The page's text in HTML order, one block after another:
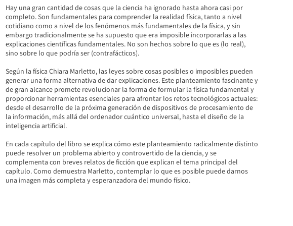
Hay una gran cantidad de cosas que la ciencia ha ignorado hasta ahora casi por
completo. Son fundamentales para comprender la realidad física, tanto a nivel
cotidiano como a nivel de los fenómenos más fundamentales de la física, y sin
embargo tradicionalmente se ha supuesto que era imposible incorporarlas a las
explicaciones científicas fundamentales. No son hechos sobre lo que es (lo real),
sino sobre lo que podría ser (contrafácticos).
Según la física Chiara Marletto, las leyes sobre cosas posibles o imposibles pueden
generar una forma alternativa de dar explicaciones. Este planteamiento fascinante y
de gran alcance promete revolucionar la forma de formular la física fundamental y
proporcionar herramientas esenciales para afrontar los retos tecnológicos actuales:
desde el desarrollo de la próxima generación de dispositivos de procesamiento de
la información, más allá del ordenador cuántico universal, hasta el diseño de la
inteligencia artificial.
En cada capítulo del libro se explica cómo este planteamiento radicalmente distinto
puede resolver un problema abierto y controvertido de la ciencia, y se
complementa con breves relatos de ficción que explican el tema principal del
capítulo. Como demuestra Marletto, contemplar lo que es posible puede darnos
una imagen más completa y esperanzadora del mundo físico.